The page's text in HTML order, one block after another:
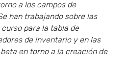
a los campos de
han trabajando sobre las
para la tabla de
de inventario y en las
en torno a la creación de